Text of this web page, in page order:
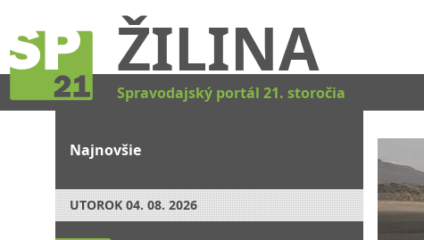
ŽILINA
Spravodajský portál 21. storočia
Najnovšie
UTOROK 04. 08. 2026